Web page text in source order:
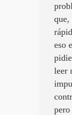
eso
leer